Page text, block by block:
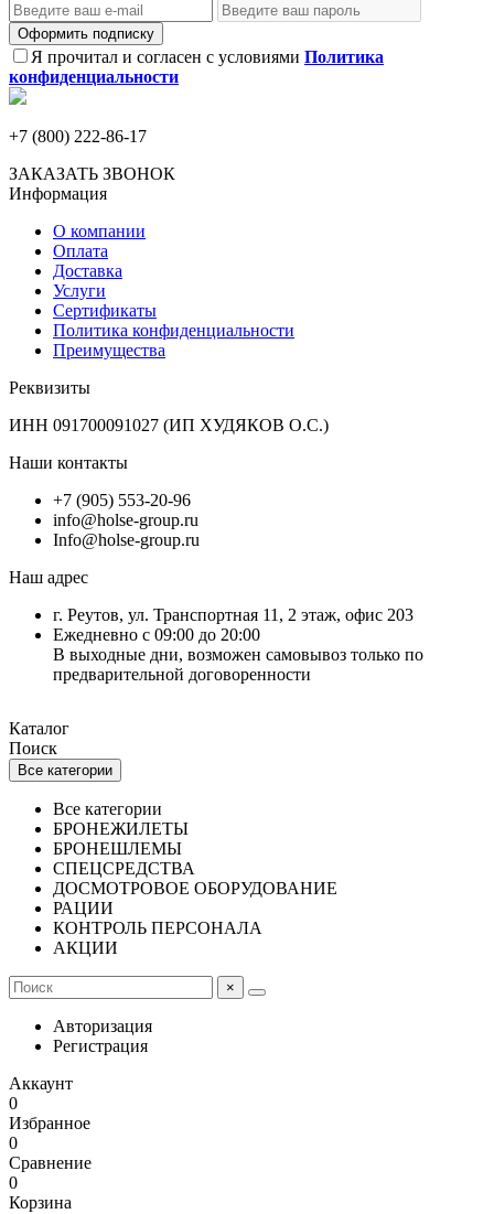
Оформить подписку
Я прочитал и согласен с условиями Политика
конфиденциальности
+7 (800) 222-86-17
ЗАКАЗАТЬ ЗВОНОК
Информация
О компании
Оплата
Доставка
Услуги
Сертификаты
Политика конфиденциальности
Преимущества
Реквизиты
ИНН 091700091027 (ИП ХУДЯКОВ О.С.)
Наши контакты
+7 (905) 553-20-96
info@holse-group.ru
Info@holse-group.ru
Наш адрес
г. Реутов, ул. Транспортная 11, 2 этаж, офис 203
Ежедневно с 09:00 до 20:00
В выходные дни, возможен самовывоз только по
предварительной договоренности
Каталог
Поиск
Все категории
Все категории
БРОНЕЖИЛЕТЫ
БРОНЕШЛЕМЫ
СПЕЦСРЕДСТВА
ДОСМОТРОВОЕ ОБОРУДОВАНИЕ
РАЦИИ
КОНТРОЛЬ ПЕРСОНАЛА
АКЦИИ
×
Авторизация
Регистрация
Аккаунт
0
Избранное
0
Сравнение
0
Корзина